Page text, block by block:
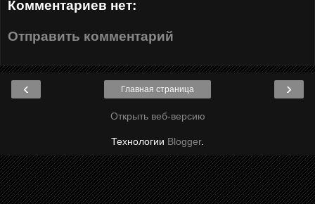
Комментариев нет:
Отправить комментарий
‹ ›
Главная страница
Открыть веб-версию
Технологии Blogger.